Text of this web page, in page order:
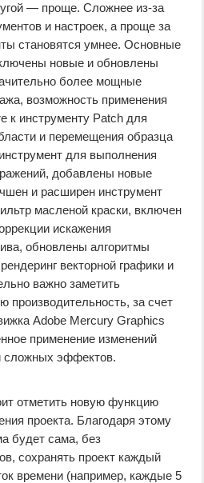
— проще. Сложнее из-за
и настроек, а проще за
становятся умнее. Основные
новые и обновлены
более мощные
возможность применения
к инструменту Patch для
и перемещения образца
для выполнения
добавлены новые
и расширен инструмент
масленой краски, включен
искажения
обновлены алгоритмы
векторной графики и
важно заметить
производительность, за счет
Adobe Mercury Graphics
применение изменений
сложных эффектов.
отметить новую функцию
проекта. Благодаря этому
будет сама, без
сохранять проект каждый
времени (например, каждые 5